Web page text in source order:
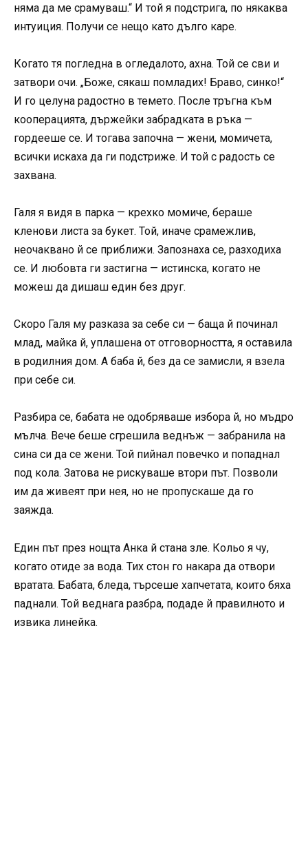
няма да ме срамуваш.“ И той я подстрига, по някаква
интуиция. Получи се нещо като дълго каре.
Когато тя погледна в огледалото, ахна. Той се сви и
затвори очи. „Боже, сякаш помладих! Браво, синко!“
И го целуна радостно в темето. После тръгна към
кооперацията, държейки забрадката в ръка —
гордееше се. И тогава започна — жени, момичета,
всички искаха да ги подстриже. И той с радость се
захвана.
Галя я видя в парка — крехко момиче, бераше
кленови листа за букет. Той, иначе срамежлив,
неочаквано й се приближи. Запознаха се, разходиха
се. И любовта ги застигна — истинска, когато не
можеш да дишаш един без друг.
Скоро Галя му разказа за себе си — баща й починал
млад, майка й, уплашена от отговорността, я оставила
в родилния дом. А баба й, без да се замисли, я взела
при себе си.
Разбира се, бабата не одобряваше избора й, но мъдро
мълча. Вече беше сгрешила веднъж — забранила на
сина си да се жени. Той пийнал повечко и попаднал
под кола. Затова не рискуваше втори път. Позволи
им да живеят при нея, но не пропускаше да го
заяжда.
Един път през нощта Анка й стана зле. Кольо я чу,
когато отиде за вода. Тих стон го накара да отвори
вратата. Бабата, бледа, търсеше хапчетата, които бяха
паднали. Той веднага разбра, подаде й правилното и
извика линейка.